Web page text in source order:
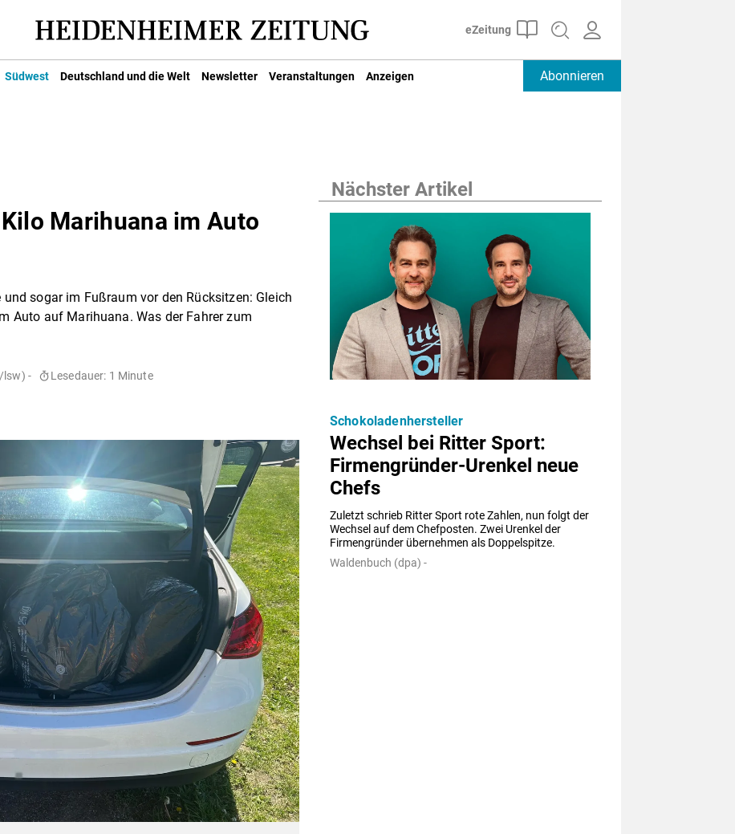
Südwest Deutschland und die Welt Newsletter Veranstaltungen Anzeigen Abonnieren
Marihuana im Auto
sogar im Fußraum vor den Rücksitzen: Gleich
Auto auf Marihuana. Was der Fahrer zum
lsw) -
Lesedauer: 1 Minute
Nächster Artikel
Wechsel bei Ritter Sport:
Firmengründer-Urenkel neue
Chefs
Zuletzt schrieb Ritter Sport rote Zahlen, nun folgt der
Wechsel auf dem Chefposten. Zwei Urenkel der
Firmengründer übernehmen als Doppelspitze.
Schokoladenhersteller
Waldenbuch (dpa) -